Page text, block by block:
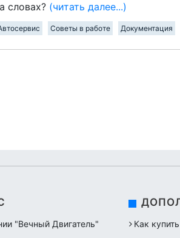
словах? (читать далее...)
Советы в работе Документация
"Вечный Двигатель"
Как